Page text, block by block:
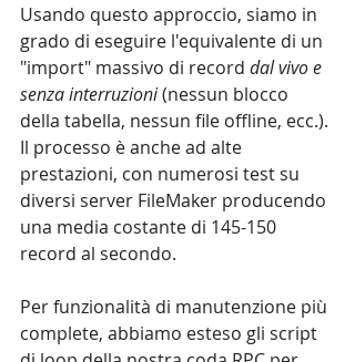
Usando questo approccio, siamo in
grado di eseguire l'equivalente di un
"import" massivo di record dal vivo e
senza interruzioni (nessun blocco
della tabella, nessun file offline, ecc.).
Il processo è anche ad alte
prestazioni, con numerosi test su
diversi server FileMaker producendo
una media costante di 145-150
record al secondo.
Per funzionalità di manutenzione più
complete, abbiamo esteso gli script